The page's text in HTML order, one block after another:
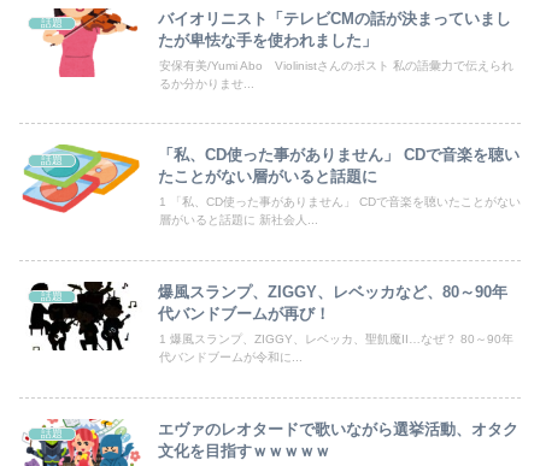
【悲報】露悪系アニメ、最盛期へｗｗｗｗｗ
【悲報】ワンダンス作者「手書きでダンスアニメ描いてみました」←アニメの当てつけにしか見えないと話題に
【画像】吉川愛さん(26)、縛られてムチムチお乳が強調されてしまう
【テニスの王子様】そろそろ新・最強チームを結成せよをですね…
話題
バイオリニスト「テレビCMの話が決まっていまし
たが卑怯な手を使われました」
安保有美/Yumi Abo Violinistさんのポスト 私の語彙力で伝えられ
るか分かりませ...
話題
「私、CD使った事がありません」 CDで音楽を聴い
たことがない層がいると話題に
1 「私、CD使った事がありません」 CDで音楽を聴いたことがない
層がいると話題に 新社会人...
話題
爆風スランプ、ZIGGY、レベッカなど、80～90年
代バンドブームが再び！
1 爆風スランプ、ZIGGY、レベッカ、聖飢魔II…なぜ？ 80～90年
代バンドブームが令和に...
話題
エヴァのレオタードで歌いながら選挙活動、オタク
文化を目指すｗｗｗｗｗ